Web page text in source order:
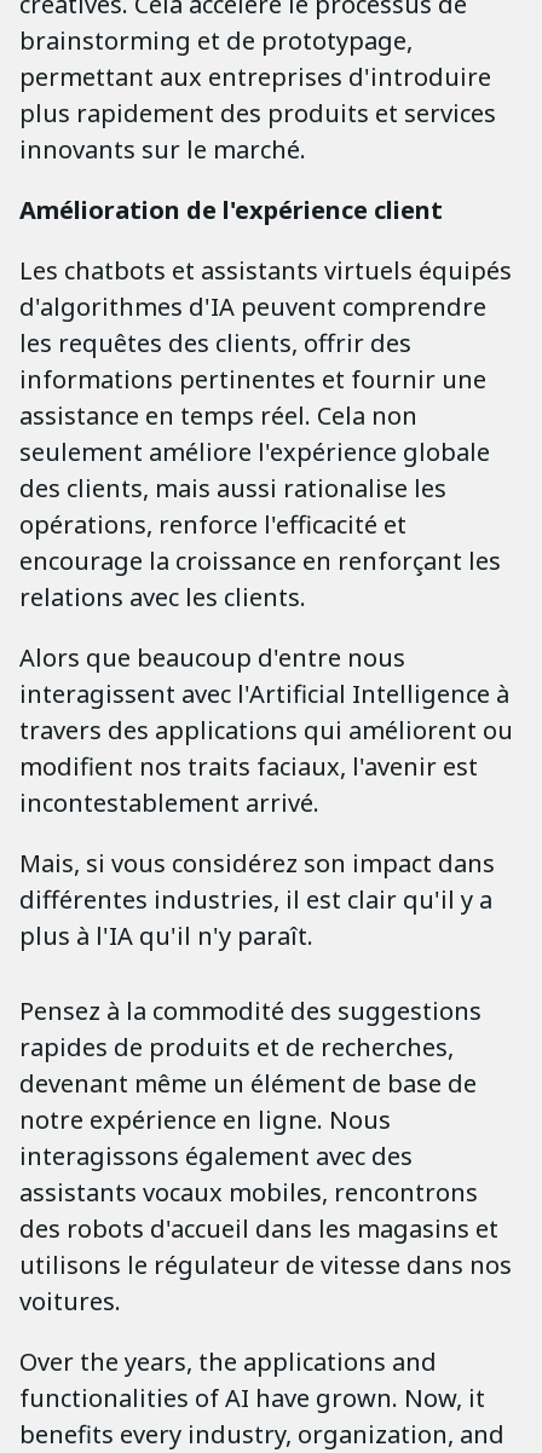
brainstorming et de prototypage,
permettant aux entreprises d'introduire
plus rapidement des produits et services
innovants sur le marché.
Amélioration de l'expérience client
Les chatbots et assistants virtuels équipés
d'algorithmes d'IA peuvent comprendre
les requêtes des clients, offrir des
informations pertinentes et fournir une
assistance en temps réel. Cela non
seulement améliore l'expérience globale
des clients, mais aussi rationalise les
opérations, renforce l'efficacité et
encourage la croissance en renforçant les
relations avec les clients.
Alors que beaucoup d'entre nous
interagissent avec l'Artificial Intelligence à
travers des applications qui améliorent ou
modifient nos traits faciaux, l'avenir est
incontestablement arrivé.
Mais, si vous considérez son impact dans
différentes industries, il est clair qu'il y a
plus à l'IA qu'il n'y paraît.
Pensez à la commodité des suggestions
rapides de produits et de recherches,
devenant même un élément de base de
notre expérience en ligne. Nous
interagissons également avec des
assistants vocaux mobiles, rencontrons
des robots d'accueil dans les magasins et
utilisons le régulateur de vitesse dans nos
voitures.
Over the years, the applications and
functionalities of AI have grown. Now, it
benefits every industry, organization, and